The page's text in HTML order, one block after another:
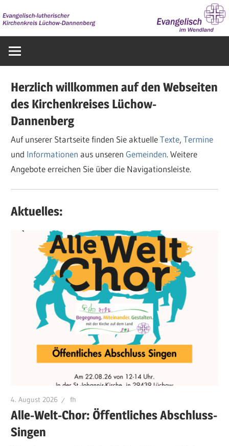
Inhalt
springen
im
Herzlich willkommen auf den Webseiten
des Kirchenkreises Lüchow-
Dannenberg
Auf unserer Startseite finden Sie aktuelleTexte,Termine
und Informationen aus unserenGemeinden. Weitere
Angebote erreichen Sie über die Navigationsleiste.
Aktuelles:
4. August 2026 fh
Alle-Welt-Chor: Öffentliches Abschluss-
Singen